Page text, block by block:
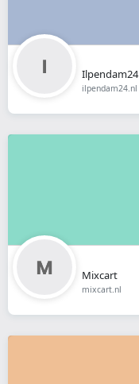
Ilpendam24
ilpendam24.nl
Mixcart
mixcart.nl